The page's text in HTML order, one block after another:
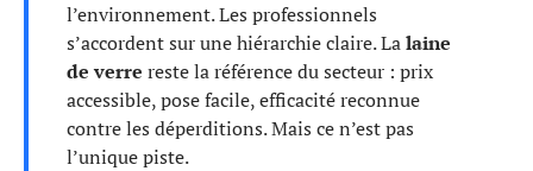
l’environnement. Les professionnels
s’accordent sur une hiérarchie claire. Lalaine
de verre reste la référence du secteur : prix
accessible, pose facile, efficacité reconnue
contre les déperditions. Mais ce n’est pas
l’unique piste.